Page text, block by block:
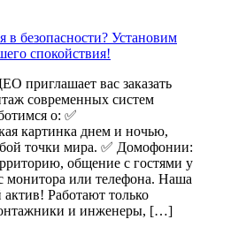
в безопасности? Установим
спокойствия!
вас заказать
современных систем
о: ✅
картинка днем и ночью,
точки мира. ✅ Домофонии:
общение с гостями у
монитора или телефона. Наша
Работают только
и инженеры, […]